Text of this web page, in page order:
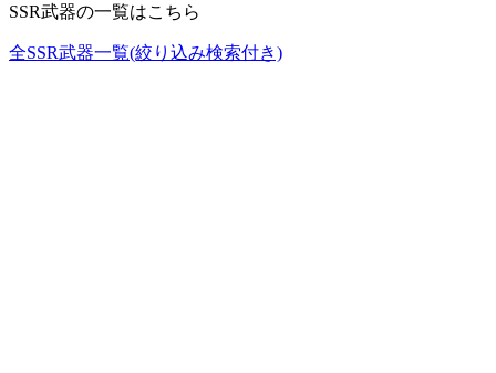
SSR武器の一覧はこちら
全SSR武器一覧(絞り込み検索付き)